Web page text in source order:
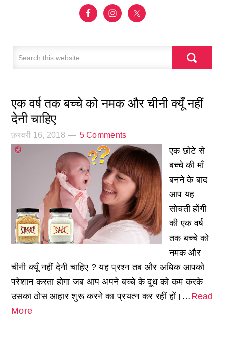
एक वर्ष तक बच्चे को नमक और चीनी क्यूँ नहीं
देनी चाहिए
फ़रवरी 16, 2018 5 Comments
एक छोटे से
बच्चे की माँ
बनने के बाद
आप यह
सोचती होंगी
की एक वर्ष
तक बच्चे को
नमक और
चीनी क्यूँ नहीं देनी चाहिए ? यह प्रश्न तब और अधिक आपको
परेशान करता होगा जब आप अपने बच्चे के दूध को कम करके
उसका ठोस आहार शुरू करने का प्रयत्न कर रहीं हों।… Read
More